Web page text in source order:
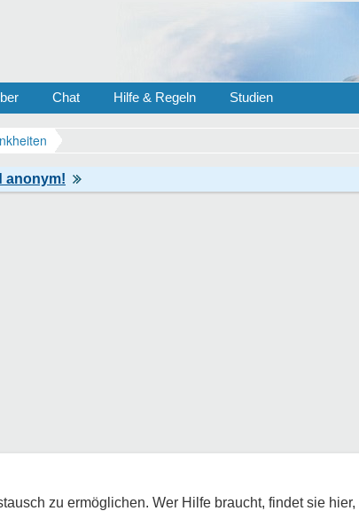
Chat Hilfe & Regeln Studien
zu ermöglichen. Wer Hilfe braucht, findet sie